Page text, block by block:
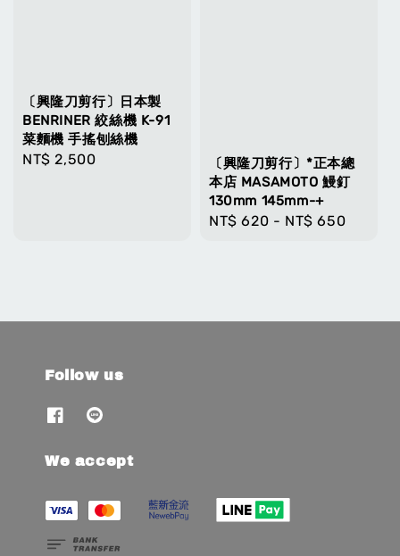
〔興隆刀剪行〕日本製
BENRINER 絞絲機 K-91
菜麵機 手搖刨絲機
Regular
NT$ 2,500
〔興隆刀剪行〕*正本總
本店 MASAMOTO 鰻釘
130mm 145mm-+
Regular
NT$ 620 - NT$ 650
Follow us
We accept